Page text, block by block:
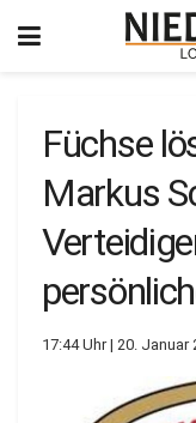
Füchse
Markus
17:44 Uhr | 20. Januar